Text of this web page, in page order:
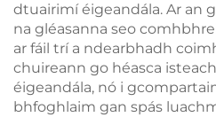
dtuairimí éigeandála. Ar an
na gléasanna seo
ar fáil trí a ndearbhadh
chuireann go héasca
éigeandála, nó i
bhfoghlaim gan spás